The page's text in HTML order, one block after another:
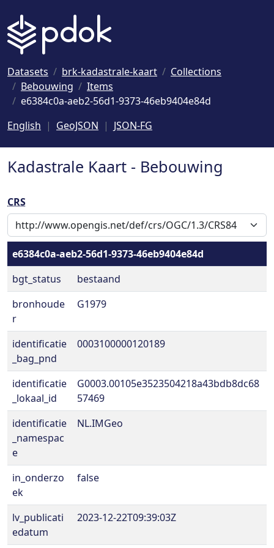
Datasets brk-kadastrale-kaart
Collections
Bebouwing
Items
e6384c0a-aeb2-56d1-9373-46eb9404e84d
English
GeoJSON JSON-FG
Kadastrale Kaart - Bebouwing
CRS
e6384c0a-aeb2-56d1-9373-46eb9404e84d
bgt_status
bestaand
bronhoude
r
G1979
identificatie
_bag_pnd
0003100000120189
identificatie
_lokaal_id
G0003.00105e3523504218a43bdb8dc68
57469
identificatie
_namespac
e
NL.IMGeo
in_onderzo
ek
false
lv_publicati
edatum
2023-12-22T09:39:03Z